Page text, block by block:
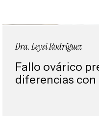
Dra. Leysi Rodríguez
Fallo ovárico
diferencias